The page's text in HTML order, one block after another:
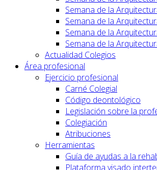
Semana de la
Semana de la
Semana de la
Semana de la
Actualidad Colegios
Área profesional
Ejercicio profesional
Carné Colegial
Código deontológico
Legislación sobre la
Colegiación
Atribuciones
Herramientas
Guía de ayudas a la
Plataforma visado